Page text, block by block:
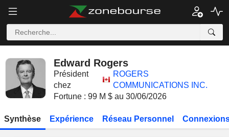
Edward Rogers
Président
chez
ROGERS
COMMUNICATIONS INC.
Fortune : 99 M $ au 30/06/2026
Synthèse Expérience Réseau Personnel